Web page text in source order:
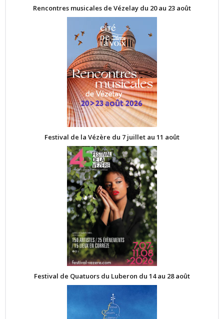
Rencontres musicales de Vézelay du 20 au 23 août
Festival de la Vézère du 7 juillet au 11 août
Festival de Quatuors du Luberon du 14 au 28 août